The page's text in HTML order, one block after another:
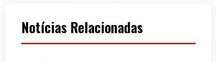
Notícias Relacionadas